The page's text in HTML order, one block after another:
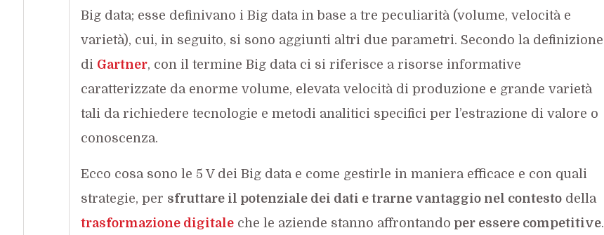
Big data; esse definivano i Big data in base a tre peculiarità (volume, velocità e
varietà), cui, in seguito, si sono aggiunti altri due parametri. Secondo la definizione
di Gartner, con il termine Big data ci si riferisce a risorse informative
caratterizzate da enorme volume, elevata velocità di produzione e grande varietà
tali da richiedere tecnologie e metodi analitici specifici per l’estrazione di valore o
conoscenza.
Ecco cosa sono le 5 V dei Big data e come gestirle in maniera efficace e con quali
strategie, per sfruttare il potenziale dei dati e trarne vantaggio nel contestodella
trasformazione digitaleche le aziende stanno affrontando per essere competitive.